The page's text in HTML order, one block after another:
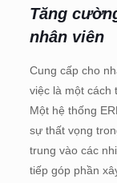
Tăng
nhân viên
Cung cấp cho
việc là một cách
Một hệ thống
sự thất vọng
trung vào các
tiếp góp phần